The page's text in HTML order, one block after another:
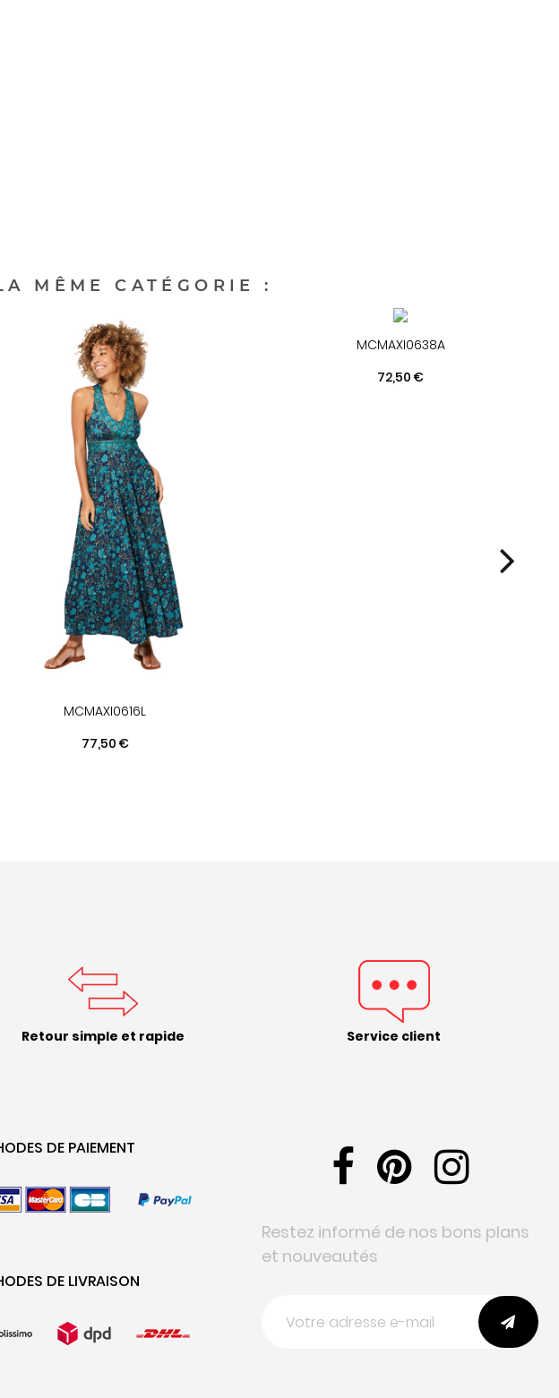
MÊME CATÉGORIE :
MCMAXI0616L
Prix
77,50 €
MCMAXI0638A
Prix
72,50 €
Retour simple et rapide Service client
DE PAIEMENT
DE LIVRAISON
Restez informé de nos bons plans
et nouveautés